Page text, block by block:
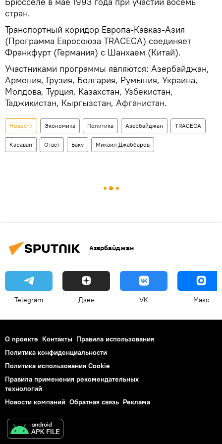
стран.
Транспортный коридор Европа-Кавказ-Азия
(Программа Евросоюза TRACECA) соединяет
Франкфурт (Германия) с Шанхаем (Китай).
Участниками программы являются: Азербайджан,
Армения, Грузия, Болгария, Румыния, Украина,
Молдова, Турция, Казахстан, Узбекистан,
Таджикистан, Кыргызстан, Афганистан.
Новости Экономика Политика Азербайджан TRACECA
Караван Ответ Баку Микаил Джаббаров
Азербайджан
Telegram Дзен VK Макс
О проекте Контакты Правила использования
Политика конфиденциальности
Политика использования Cookie
Правила применения рекомендательных
технологий
Новости компаний Обратная связь Реклама